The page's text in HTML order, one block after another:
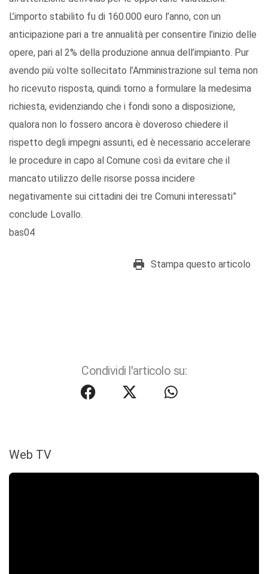
L’importo stabilito fu di 160.000 euro l’anno, con un
anticipazione pari a tre annualità per consentire l’inizio delle
opere, pari al 2% della produzione annua dell’impianto. Pur
avendo più volte sollecitato l’Amministrazione sul tema non
ho ricevuto risposta, quindi torno a formulare la medesima
richiesta, evidenziando che i fondi sono a disposizione,
qualora non lo fossero ancora è doveroso chiedere il
rispetto degli impegni assunti, ed è necessario accelerare
le procedure in capo al Comune così da evitare che il
mancato utilizzo delle risorse possa incidere
negativamente sui cittadini dei tre Comuni interessati”
conclude Lovallo.
bas04
Stampa questo articolo
Condividi l'articolo su:
Web TV